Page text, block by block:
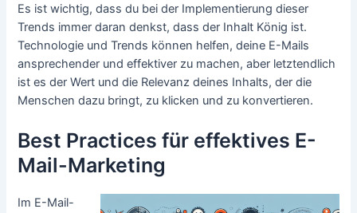
Es ist wichtig, dass du bei der Implementierung dieser
Trends immer daran denkst, dass der Inhalt König ist.
Technologie und Trends können helfen, deine E-Mails
ansprechender und effektiver zu machen, aber letztendlich
ist es der Wert und die Relevanz deines Inhalts, der die
Menschen dazu bringt, zu klicken und zu konvertieren.
Best Practices für effektives E-
Mail-Marketing
Im E-Mail-